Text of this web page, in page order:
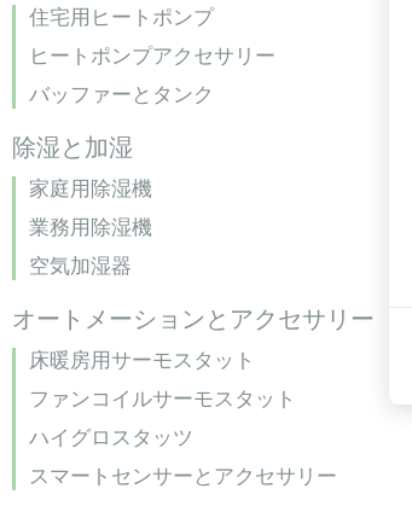
住宅用ヒートポンプ
ヒートポンプアクセサリー
バッファーとタンク
除湿と加湿
家庭用除湿機
業務用除湿機
空気加湿器
オートメーションとアクセサリー
床暖房用サーモスタット
ファンコイルサーモスタット
ハイグロスタッツ
スマートセンサーとアクセサリー